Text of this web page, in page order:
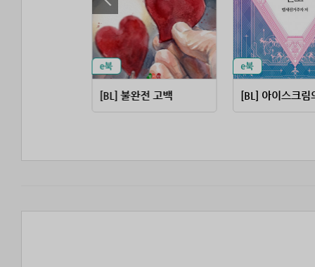
[BL] 불완전 고백 [BL] 아이스크림